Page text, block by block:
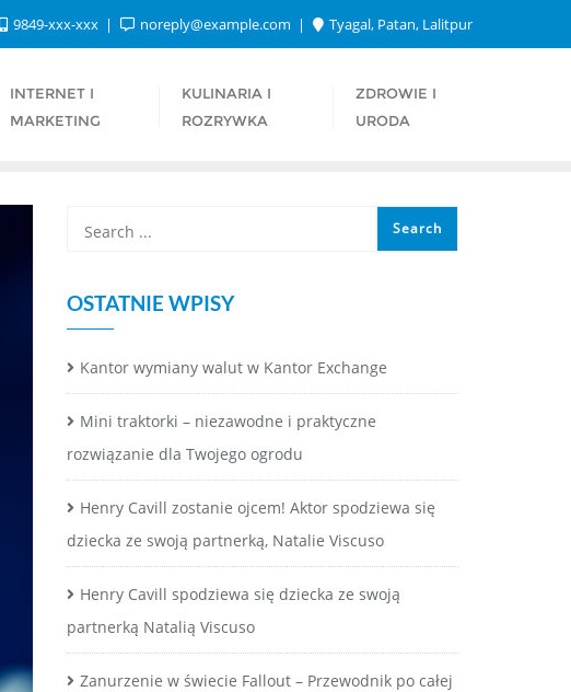
9849-xxx-xxx noreply@example.com Tyagal, Patan, Lalitpur
INTERNET I
MARKETING
KULINARIA I
ROZRYWKA
ZDROWIE I
URODA
OSTATNIE WPISY
Kantor wymiany walut w Kantor Exchange
Mini traktorki – niezawodne i praktyczne
rozwiązanie dla Twojego ogrodu
Henry Cavill zostanie ojcem! Aktor spodziewa się
dziecka ze swoją partnerką, Natalie Viscuso
Henry Cavill spodziewa się dziecka ze swoją
partnerką Natalią Viscuso
Zanurzenie w świecie Fallout – Przewodnik po całej